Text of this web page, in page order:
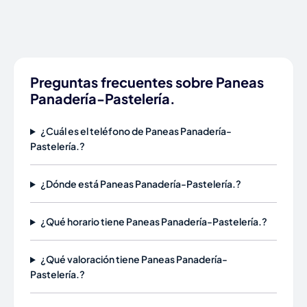
Preguntas frecuentes sobre Paneas
Panadería-Pastelería.
¿Cuál es el teléfono de Paneas Panadería-
Pastelería.?
¿Dónde está Paneas Panadería-Pastelería.?
¿Qué horario tiene Paneas Panadería-Pastelería.?
¿Qué valoración tiene Paneas Panadería-
Pastelería.?